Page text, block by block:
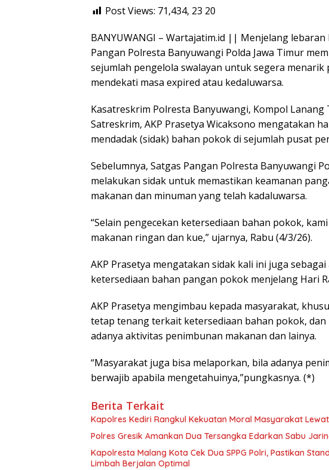
Post Views: 71,434, 23 20
BANYUWANGI – Wartajatim.id || Menjelang lebaran
Pangan Polresta Banyuwangi Polda Jawa Timur
sejumlah pengelola swalayan untuk segera
mendekati masa expired atau kedaluwarsa.
Kasatreskrim Polresta Banyuwangi, Kompol
Satreskrim, AKP Prasetya Wicaksono mengatakan
mendadak (sidak) bahan pokok di sejumlah pusat
Sebelumnya, Satgas Pangan Polresta Banyuwangi
melakukan sidak untuk memastikan keamanan
makanan dan minuman yang telah kadaluwarsa.
“Selain pengecekan ketersediaan bahan pokok,
makanan ringan dan kue,” ujarnya, Rabu (4/3/26).
AKP Prasetya mengatakan sidak kali ini juga
ketersediaan bahan pangan pokok menjelang Hari
AKP Prasetya mengimbau kepada masyarakat,
tetap tenang terkait ketersediaan bahan pokok,
adanya aktivitas penimbunan makanan dan lainya.
“Masyarakat juga bisa melaporkan, bila adanya
berwajib apabila mengetahuinya,”pungkasnya. (*)
Berita Terkait
Kapolres Kediri Rangkul Kekuatan Moral Masyarakat
Polres Gresik Amankan Dua Tersangka Edarkan Sabu
Kapolresta Malang Kota Cek Dua SPPG Polri, Pastikan
Limbah Berjalan Optimal